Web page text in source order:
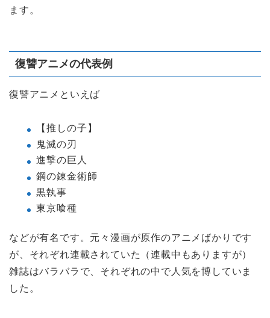
ます。
復讐アニメの代表例
復讐アニメといえば
【推しの子】
鬼滅の刃
進撃の巨人
鋼の錬金術師
黒執事
東京喰種
などが有名です。元々漫画が原作のアニメばかりです
が、それぞれ連載されていた（連載中もありますが）
雑誌はバラバラで、それぞれの中で人気を博していま
した。